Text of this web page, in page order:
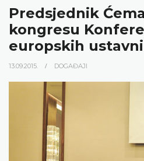
Predsjednik
kongresu
europskih
13.09.2015. DOGAĐAJI